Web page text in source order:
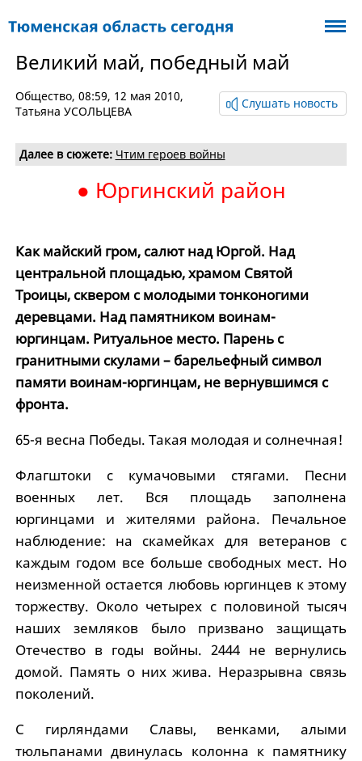
Великий май, победный май
Общество, 08:59, 12 мая 2010,
Татьяна УСОЛЬЦЕВА
Слушать новость
Далее в сюжете: Чтим героев войны
● Юргинский район
Как майский гром, салют над Юргой. Над
центральной площадью, храмом Святой
Троицы, сквером с молодыми тонконогими
деревцами. Над памятником воинам-
юргинцам. Ритуальное место. Парень с
гранитными скулами – барельефный символ
памяти воинам-юргинцам, не вернувшимся с
фронта.
65-я весна Победы. Такая молодая и солнечная!
Флагштоки с кумачовыми стягами. Песни
военных лет. Вся площадь заполнена
юргинцами и жителями района. Печальное
наблюдение: на скамейках для ветеранов с
каждым годом все больше свободных мест. Но
неизменной остается любовь юргинцев к этому
торжеству. Около четырех с половиной тысяч
наших земляков было призвано защищать
Отечество в годы войны. 2444 не вернулись
домой. Память о них жива. Неразрывна связь
поколений.
С гирляндами Славы, венками, алыми
тюльпанами двинулась колонна к памятнику